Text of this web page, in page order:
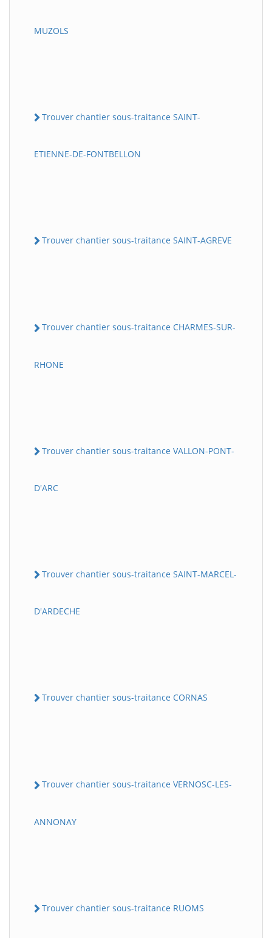
MUZOLS
Trouver chantier sous-traitance SAINT-
ETIENNE-DE-FONTBELLON
Trouver chantier sous-traitance SAINT-AGREVE
Trouver chantier sous-traitance CHARMES-SUR-
RHONE
Trouver chantier sous-traitance VALLON-PONT-
D'ARC
Trouver chantier sous-traitance SAINT-MARCEL-
D'ARDECHE
Trouver chantier sous-traitance CORNAS
Trouver chantier sous-traitance VERNOSC-LES-
ANNONAY
Trouver chantier sous-traitance RUOMS